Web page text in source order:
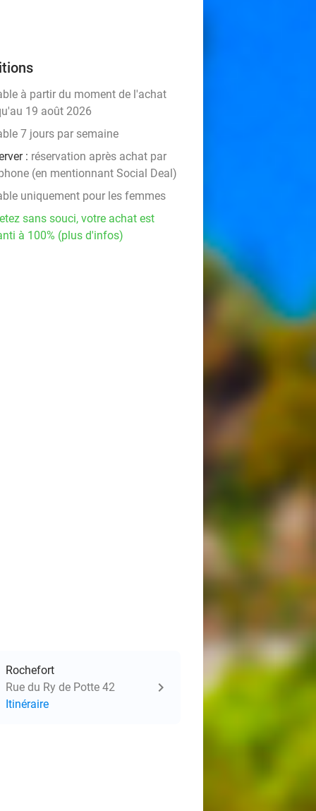
à partir du moment de l'achat
19 août 2026
7 jours par semaine
: réservation après achat par
(en mentionnant Social Deal)
uniquement pour les femmes
sans souci, votre achat est
à 100% (plus d'infos)
Rochefort
Rue du Ry de Potte 42
Itinéraire